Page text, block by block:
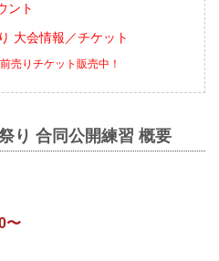
ント
大会情報／チケット
売りチケット販売中！
り 合同公開練習 概要
〜